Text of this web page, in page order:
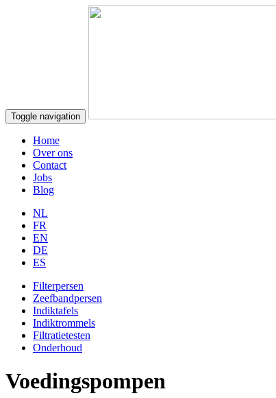
Toggle navigation
Home
Over ons
Contact
Jobs
Blog
NL
FR
EN
DE
ES
Filterpersen
Zeefbandpersen
Indiktafels
Indiktrommels
Filtratietesten
Onderhoud
Voedingspompen